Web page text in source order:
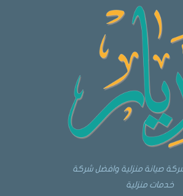
صيانة منزلية وافضل شركة
خدمات منزلية